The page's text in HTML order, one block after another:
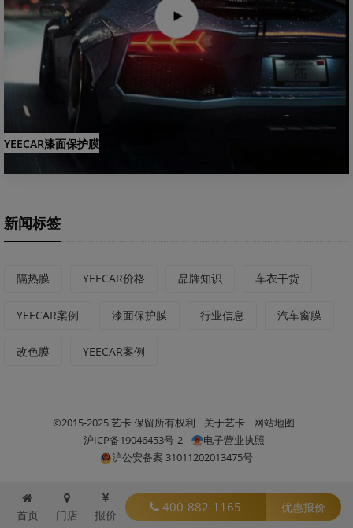
YEECAR漆面保护膜
新闻标签
隔热膜 YEECAR价格 品牌知识 车衣干货
YEECAR案例 漆面保护膜 行业信息 汽车窗膜
改色膜 YEECAR案例
©2015-2025 艺卡 保留所有权利 关于艺卡
网站地图
沪ICP备19046453号-2
电子营业执照
沪公安备案 31011202013475号
首页 门店 报价
400-882-1165 优惠报价